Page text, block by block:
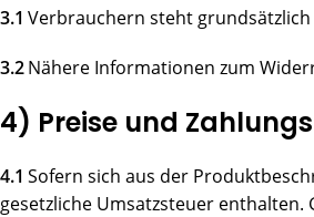
3.1 Verbrauchern steht
3.2Nähere Informationen zum
4) Preise und
4.1 Sofern sich aus der
gesetzliche Umsatzsteuer